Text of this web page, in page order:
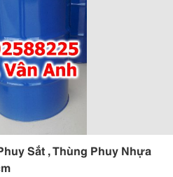
Sắt , Thùng Phuy Nhựa